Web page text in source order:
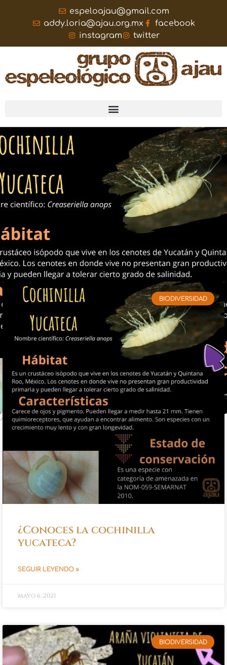
espeloajau@gmail.com
addy.loria@ajau.org.mx
facebook
instagram
twitter
BIODIVERSIDAD
¿Conoces la cochinilla
yucateca?
SEGUIR LEYENDO »
mayo 6, 2021
BIODIVERSIDAD